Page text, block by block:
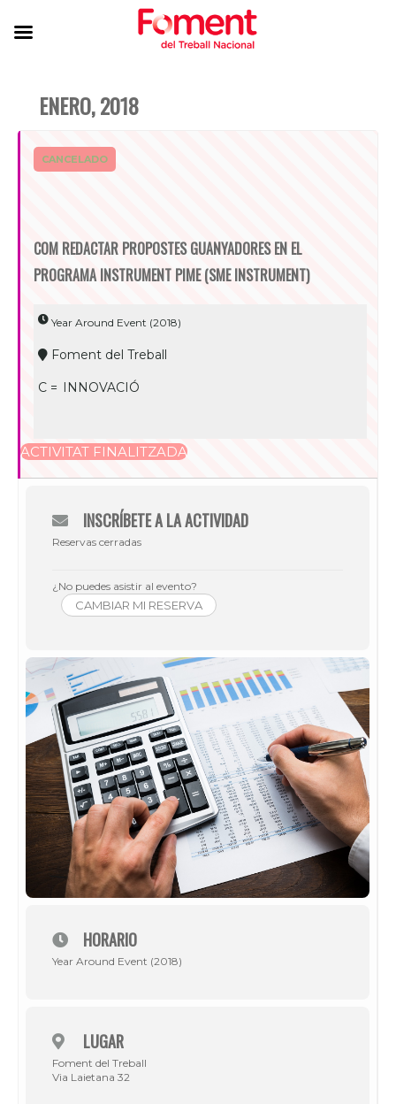
ENERO, 2018
CANCELADO
COM REDACTAR PROPOSTES GUANYADORES EN EL
PROGRAMA INSTRUMENT PIME (SME INSTRUMENT)
Year Around Event (2018)
Foment del Treball
C = INNOVACIÓ
ACTIVITAT FINALITZADA
INSCRÍBETE A LA ACTIVIDAD
Reservas cerradas
¿No puedes asistir al evento?
CAMBIAR MI RESERVA
HORARIO
Year Around Event (2018)
LUGAR
Foment del Treball
Via Laietana 32